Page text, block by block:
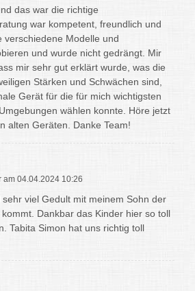
das war die richtige
war kompetent, freundlich und
verschiedene Modelle und
und wurde nicht gedrängt. Mir
mir sehr gut erklärt wurde, was die
Stärken und Schwächen sind,
Gerät für die für mich wichtigsten
wählen konnte. Höre jetzt
alten Geräten. Danke Team!
04.04.2024 10:26
viel Gedult mit meinem Sohn der
Dankbar das Kinder hier so toll
Tabita Simon hat uns richtig toll